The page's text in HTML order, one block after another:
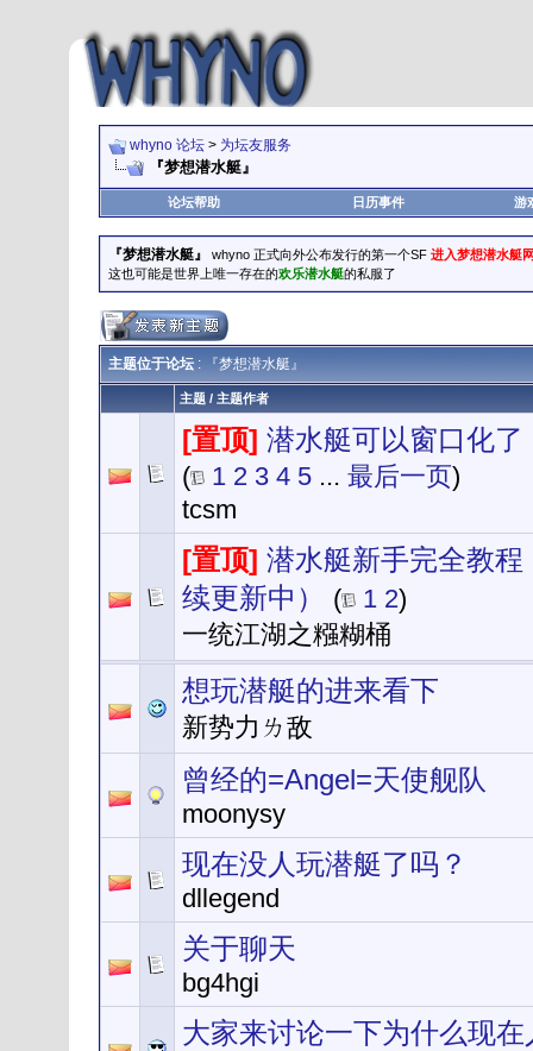
whyno 论坛 > 为坛友服务
『梦想潜水艇』
论坛帮助 日历事件 游
『梦想潜水艇』 whyno 正式向外公布发行的第一个SF 进入梦想潜水艇
这也可能是世界上唯一存在的欢乐潜水艇的私服了
主题位于论坛 : 『梦想潜水艇』
主题 / 主题作者
[置顶] 潜水艇可以窗口化了
( 1 2 3 4 5 ... 最后一页)
tcsm
[置顶] 潜水艇新手完全教
续更新中）
( 1 2)
一统江湖之糨糊桶
想玩潜艇的进来看下
新势力ㄌ敌
曾经的=Angel=天使舰队
moonysy
现在没人玩潜艇了吗？
dllegend
关于聊天
bg4hgi
大家来讨论一下为什么现